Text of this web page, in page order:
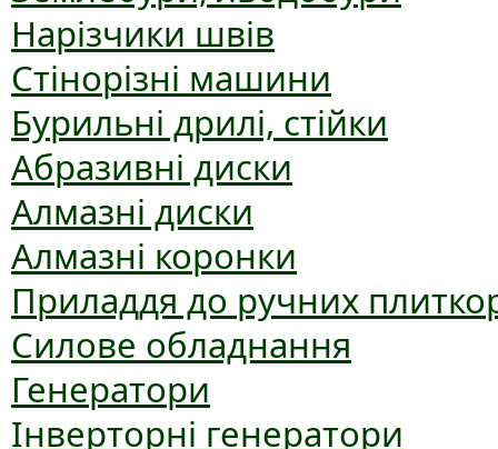
Нарізчики швів
Стінорізні машини
Бурильні дрилі, стійки
Абразивні диски
Алмазні диски
Алмазні коронки
Приладдя до ручних
Силове обладнання
Генератори
Інверторні генератори